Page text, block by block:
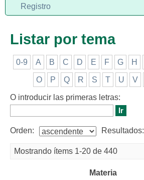
Listar por tema
0-9 A B C D E F G H
O P Q R S T U V
O introducir las primeras letras:
Orden: Resultados:
Mostrando ítems 1-20 de 440
Materia
Registro